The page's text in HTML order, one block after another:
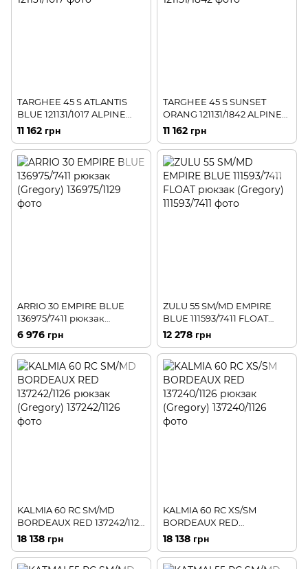
TARGHEE 45 S ATLANTIS
BLUE 121131/1017 ALPINE
рюкзак (Gregory)
11 162 грн
TARGHEE 45 S SUNSET
ORANG 121131/1842 ALPINE
рюкзак (Gregory)
11 162 грн
ARRIO 30 EMPIRE BLUE
136975/7411 рюкзак
(Gregory)
6 976 грн
ZULU 55 SM/MD EMPIRE
BLUE 111593/7411 FLOAT
рюкзак (Gregory)
12 278 грн
KALMIA 60 RC SM/MD
BORDEAUX RED 137242/1126
рюкзак (Gregory)
18 138 грн
KALMIA 60 RC XS/SM
BORDEAUX RED
137240/1126 рюкзак
(Gregory)
18 138 грн